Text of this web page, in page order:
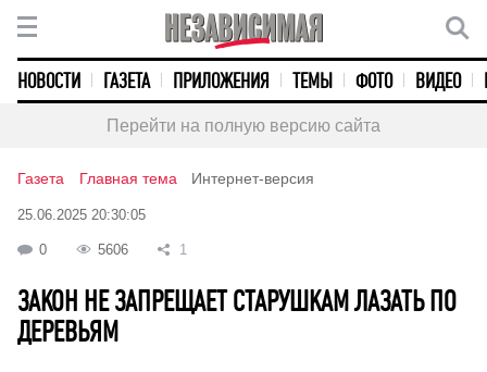
НОВОСТИ ГАЗЕТА ПРИЛОЖЕНИЯ ТЕМЫ ФОТО ВИДЕО
Перейти на полную версию сайта
Газета Главная тема Интернет-версия
25.06.2025 20:30:05
0 5606 1
ЗАКОН НЕ ЗАПРЕЩАЕТ СТАРУШКАМ ЛАЗАТЬ ПО
ДЕРЕВЬЯМ